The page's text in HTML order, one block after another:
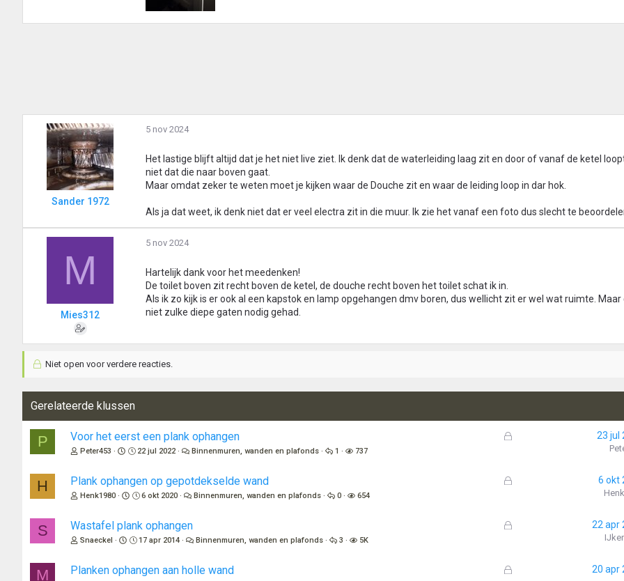
Sander 1972
5 nov 2024
Het lastige blijft altijd dat je het niet live ziet. Ik denk dat de waterleiding laag zit en door of vanaf de ketel
niet dat die naar boven gaat.
Maar omdat zeker te weten moet je kijken waar de Douche zit en waar de leiding loop in dar hok.
Als ja dat weet, ik denk niet dat er veel electra zit in die muur. Ik zie het vanaf een foto dus slecht te
M
Mies312
5 nov 2024
Hartelijk dank voor het meedenken!
De toilet boven zit recht boven de ketel, de douche recht boven het toilet schat ik in.
Als ik zo kijk is er ook al een kapstok en lamp opgehangen dmv boren, dus wellicht zit er wel wat ruimte. Maar
niet zulke diepe gaten nodig gehad.
Niet open voor verdere reacties.
Gerelateerde klussen
P
G
o
n
Voor het eerst een plank ophangen
Peter453 22 jul 2022 Binnenmuren, wanden en plafonds 1 737
23 jul
H
G
o
n
Plank ophangen op gepotdekselde wand
Henk1980 6 okt 2020 Binnenmuren, wanden en plafonds 0 654
6 okt
S
G
o
Wastafel plank ophangen
Snaeckel 17 apr 2014 Binnenmuren, wanden en plafonds 3 5K
22 apr
M
G
Planken ophangen aan holle wand 20 apr